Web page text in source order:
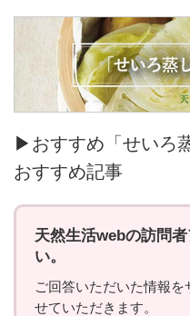
▶おすすめ「せいろ
おすすめ記事